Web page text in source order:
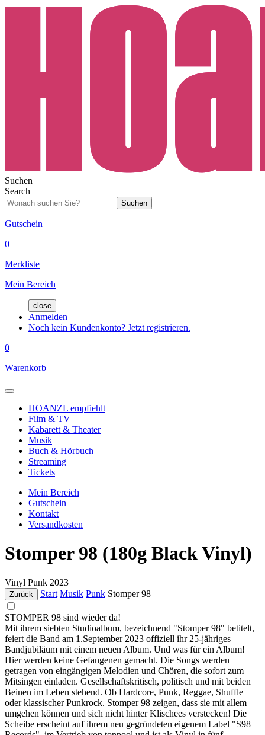
Suchen
Search
Suchen
Gutschein
0
Merkliste
Mein Bereich
close
Anmelden
Noch kein Kundenkonto? Jetzt registrieren.
0
Warenkorb
HOANZL empfiehlt
Film & TV
Kabarett & Theater
Musik
Buch & Hörbuch
Streaming
Tickets
Mein Bereich
Gutschein
Kontakt
Versandkosten
Stomper 98 (180g Black Vinyl)
Vinyl Punk 2023
Zurück Start Musik Punk Stomper 98
STOMPER 98 sind wieder da!
Mit ihrem siebten Studioalbum, bezeichnend "Stomper 98" betitelt,
feiert die Band am 1.September 2023 offiziell ihr 25-jähriges
Bandjubiläum mit einem neuen Album. Und was für ein Album!
Hier werden keine Gefangenen gemacht. Die Songs werden
getragen von eingängigen Melodien und Chören, die sofort zum
Mitsingen einladen. Gesellschaftskritisch, politisch und mit beiden
Beinen im Leben stehend. Ob Hardcore, Punk, Reggae, Shuffle
oder klassischer Punkrock. Stomper 98 zeigen, dass sie mit allem
umgehen können und sich nicht hinter Klischees verstecken! Die
Scheibe erscheint auf ihrem neu gegründeten eigenem Label "S98